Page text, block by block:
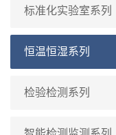
标准化实验室系列
恒温恒湿系列
检验检测系列